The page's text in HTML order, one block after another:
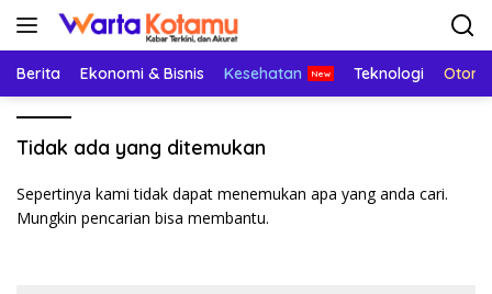
Langsung
Berita Ekonomi & Bisnis Kesehatan Teknologi
Tidak ada yang ditemukan
Sepertinya kami tidak dapat menemukan apa yang anda cari.
Mungkin pencarian bisa membantu.